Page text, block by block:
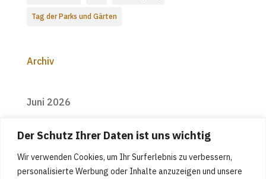
Der Schutz Ihrer Daten ist uns wichtig
Wir verwenden Cookies, um Ihr Surferlebnis zu verbessern,
personalisierte Werbung oder Inhalte anzuzeigen und unsere
Tag der Parks und Gärten
Archiv
Juni 2026